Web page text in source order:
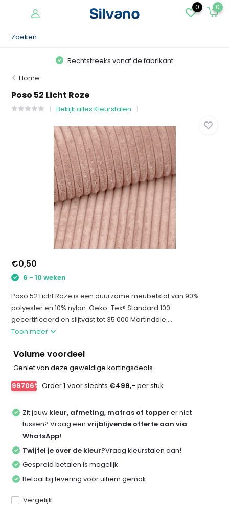
0 0
Rechtstreeks vanaf de fabrikant
Home
Poso 52 Licht Roze
Bekijk alles Kleurstalen
€0,50
6 - 10 weken
Poso 52 Licht Roze is een duurzame meubelstof van 90%
polyester en 10% nylon. Oeko-Tex® Standard 100
gecertificeerd en slijtvast tot 35.000 Martindale....
Toon meer
Volume voordeel
Geniet van deze geweldige kortingsdeals
-99706% Order1 voor slechts €499,- per stuk
Zit jouw kleur, afmeting, matras of topper er niet
tussen? Vraag eenvrijblijvende offerte aan via
WhatsApp!
Twijfel je over de kleur?Vraag kleurstalen aan!
Gespreid betalen is mogelijk
Betaal bij levering voor ultiem gemak.
Vergelijk